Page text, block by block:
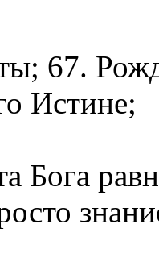
67.
Истине;
Бога